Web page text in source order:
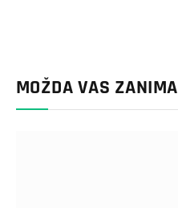
MOŽDA VAS ZANIMA